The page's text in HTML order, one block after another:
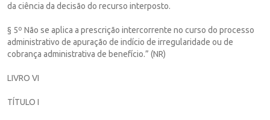
da ciência da decisão do recurso interposto.
§ 5º Não se aplica a prescrição intercorrente no curso do processo
administrativo de apuração de indício de irregularidade ou de
cobrança administrativa de benefício.” (NR)
LIVRO VI
TÍTULO I